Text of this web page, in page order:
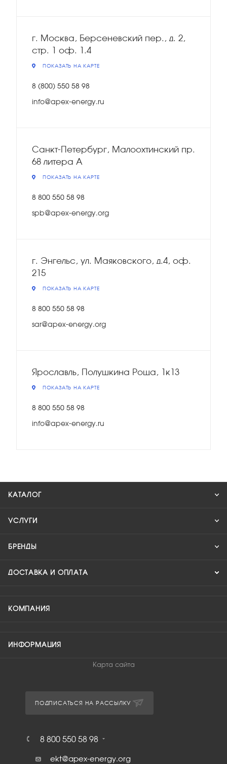
г. Москва, Берсеневский пер., д. 2,
стр. 1 оф. 1.4
ПОКАЗАТЬ НА КАРТЕ
8 (800) 550 58 98
info@apex-energy.ru
Санкт-Петербург, Малоохтинский пр.
68 литера А
ПОКАЗАТЬ НА КАРТЕ
8 800 550 58 98
spb@apex-energy.org
г. Энгельс, ул. Маяковского, д.4, оф.
215
ПОКАЗАТЬ НА КАРТЕ
8 800 550 58 98
sar@apex-energy.org
Ярославль, Полушкина Роща, 1к13
ПОКАЗАТЬ НА КАРТЕ
8 800 550 58 98
info@apex-energy.ru
КАТАЛОГ
УСЛУГИ
БРЕНДЫ
ДОСТАВКА И ОПЛАТА
КОМПАНИЯ
ИНФОРМАЦИЯ
Карта сайта
ПОДПИСАТЬСЯ НА РАССЫЛКУ
8 800 550 58 98
ekt@apex-energy.org